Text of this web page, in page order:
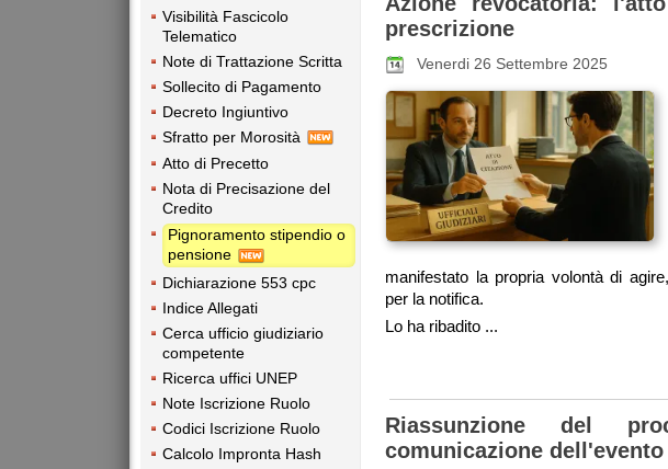
Visibilità Fascicolo
Telematico
Note di Trattazione Scritta
Sollecito di Pagamento
Decreto Ingiuntivo
Sfratto per Morosità
Atto di Precetto
Nota di Precisazione del
Credito
Pignoramento stipendio o
pensione
Dichiarazione 553 cpc
Indice Allegati
Cerca ufficio giudiziario
competente
Ricerca uffici UNEP
Note Iscrizione Ruolo
Codici Iscrizione Ruolo
Calcolo Impronta Hash
prescrizione
Venerdi 26 Settembre 2025
manifestato la propria volontà di
per la notifica.
Lo ha ribadito ...
Riassunzione del
comunicazione